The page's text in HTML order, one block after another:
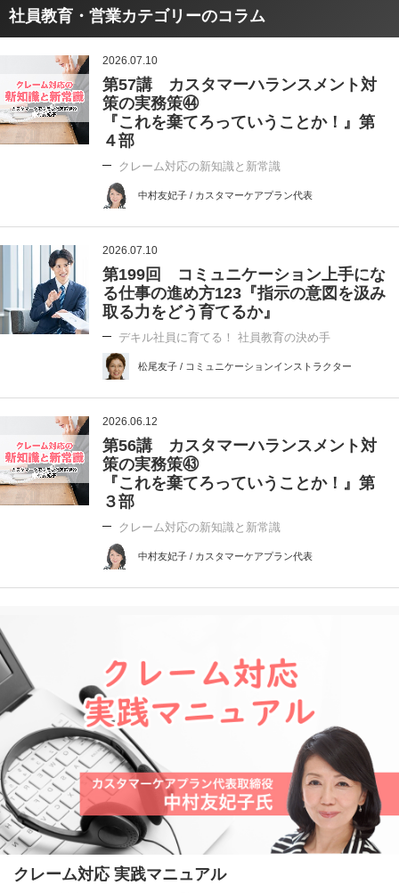
社員教育・営業カテゴリーのコラム
2026.07.10
第57講 カスタマーハランスメント対
策の実務策㊹
『これを棄てろっていうことか！』第
４部
クレーム対応の新知識と新常識
中村友妃子 / カスタマーケアプラン代表
2026.07.10
第199回 コミュニケーション上手にな
る仕事の進め方123『指示の意図を汲み
取る力をどう育てるか』
デキル社員に育てる！ 社員教育の決め手
松尾友子 / コミュニケーションインストラクター
2026.06.12
第56講 カスタマーハランスメント対
策の実務策㊸
『これを棄てろっていうことか！』第
３部
クレーム対応の新知識と新常識
中村友妃子 / カスタマーケアプラン代表
クレーム対応 実践マニュアル